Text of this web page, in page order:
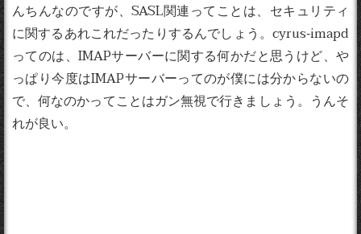
んちんなのですが、SASL関連ってことは、セキュリティ
に関するあれこれだったりするんでしょう。cyrus-imapd
ってのは、IMAPサーバーに関する何かだと思うけど、や
っぱり今度はIMAPサーバーってのが僕には分からないの
で、何なのかってことはガン無視で行きましょう。うんそ
れが良い。